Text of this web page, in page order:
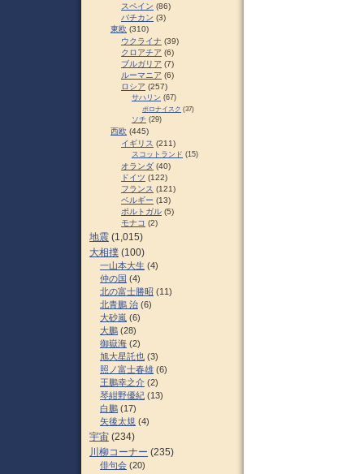
スペイン (86)
バチカン (3)
東欧 (310)
ウクライナ (39)
クロアチア (6)
ブルガリア (7)
ルーマニア (6)
ロシア (257)
サハリン (67)
ポロナイスク (37)
ソチ (29)
西欧 (445)
イギリス (211)
スコットランド (15)
オランダ (40)
ドイツ (122)
フランス (121)
ベルギー (13)
ポルトガル (5)
モナコ (2)
地震 (1,015)
大相撲 (100)
一山本大生 (4)
仲の国 (4)
北の富士勝昭 (11)
北青鵬 治 (6)
大砂嵐 (6)
大鵬 (28)
御嶽海 (2)
旭大星託也 (3)
照ノ富士春雄 (6)
王鵬幸之介 (2)
琴紺野優紀 (13)
白鵬 (17)
矢後太規 (4)
宇宙 (234)
川柳コーナー (235)
俳句会 (20)